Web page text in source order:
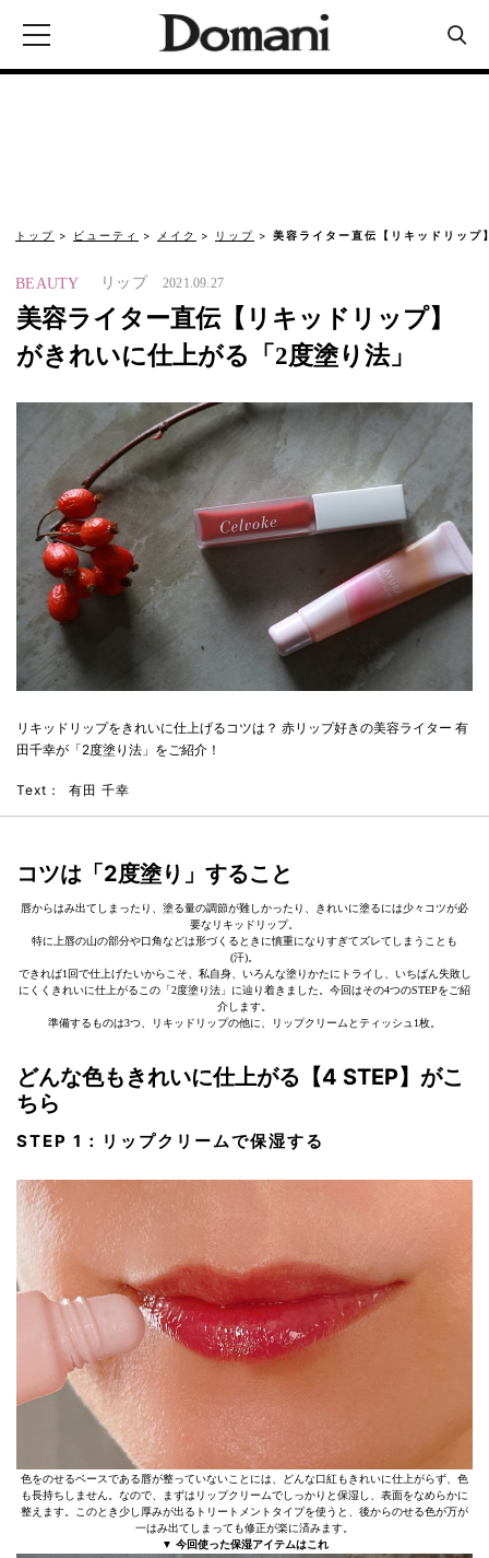
トップ ビューティ メイク リップ 美容ライター直伝【リキッドリッ
BEAUTY リップ 2021.09.27
美容ライター直伝【リキッドリップ】
がきれいに仕上がる「2度塗り法」
リキッドリップをきれいに仕上げるコツは？ 赤リップ好きの美容ライター 有
田千幸が「2度塗り法」をご紹介！
Text： 有田 千幸
コツは「2度塗り」すること
唇からはみ出てしまったり、塗る量の調節が難しかったり、きれいに塗るには少々コツが必
要なリキッドリップ。
特に上唇の山の部分や口角などは形づくるときに慎重になりすぎてズレてしまうことも
(汗)。
できれば1回で仕上げたいからこそ、私自身、いろんな塗りかたにトライし、いちばん失敗し
にくくきれいに仕上がるこの「2度塗り法」に辿り着きました。今回はその4つのSTEPをご紹
介します。
準備するものは3つ、リキッドリップの他に、リップクリームとティッシュ1枚。
どんな色もきれいに仕上がる【4 STEP】がこ
ちら
STEP 1：リップクリームで保湿する
色をのせるベースである唇が整っていないことには、どんな口紅もきれいに仕上がらず、色
も長持ちしません。なので、まずはリップクリームでしっかりと保湿し、表面をなめらかに
整えます。このとき少し厚みが出るトリートメントタイプを使うと、後からのせる色が万が
一はみ出てしまっても修正が楽に済みます。
▼ 今回使った保湿アイテムはこれ